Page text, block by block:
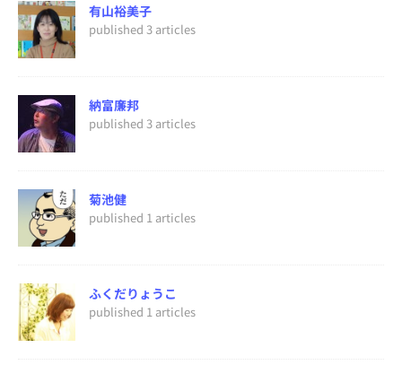
有山裕美子
published 3 articles
納富廉邦
published 3 articles
菊池健
published 1 articles
ふくだりょうこ
published 1 articles